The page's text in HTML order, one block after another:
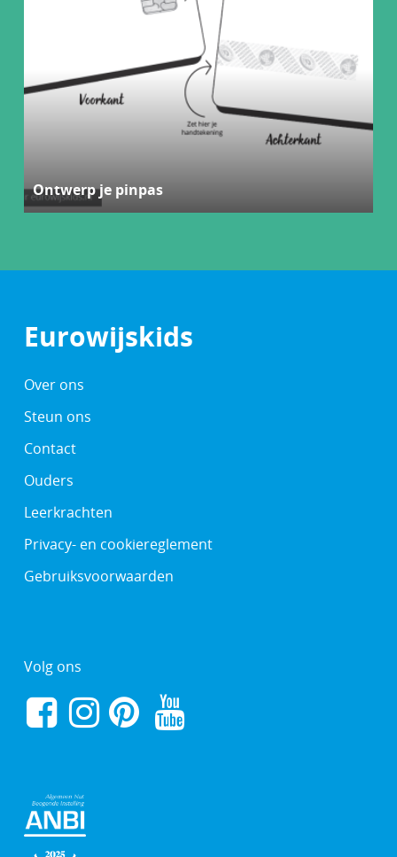
Ontwerp je pinpas
Eurowijskids
Over ons
Steun ons
Contact
Ouders
Leerkrachten
Privacy- en cookiereglement
Gebruiksvoorwaarden
Volg ons